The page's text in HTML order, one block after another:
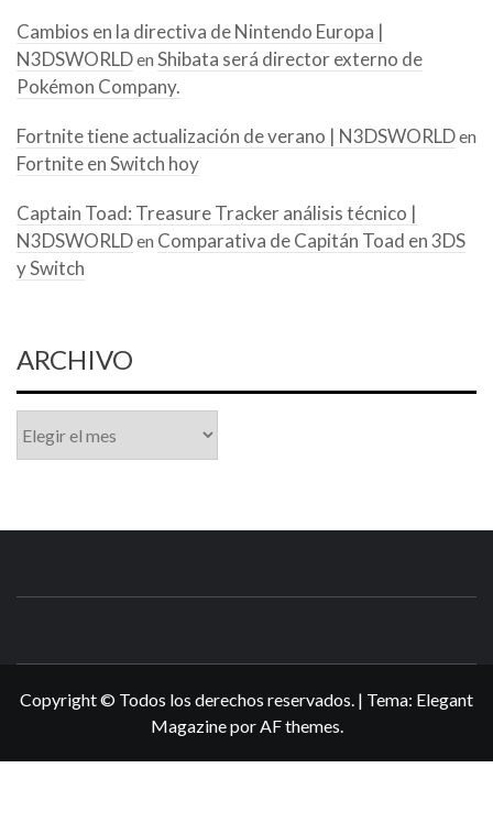
Cambios en la directiva de Nintendo Europa |
N3DSWORLDen Shibata será director externo de
Pokémon Company.
Fortnite tiene actualización de verano | N3DSWORLDen
Fortnite en Switch hoy
Captain Toad: Treasure Tracker análisis técnico |
N3DSWORLDen Comparativa de Capitán Toad en 3DS
y Switch
ARCHIVO
Copyright © Todos los derechos reservados. | Tema: Elegant
MagazineporAF themes.